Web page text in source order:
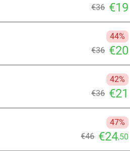
€36 €19
44%
€36 €20
42%
€36 €21
47%
€46 €24,50